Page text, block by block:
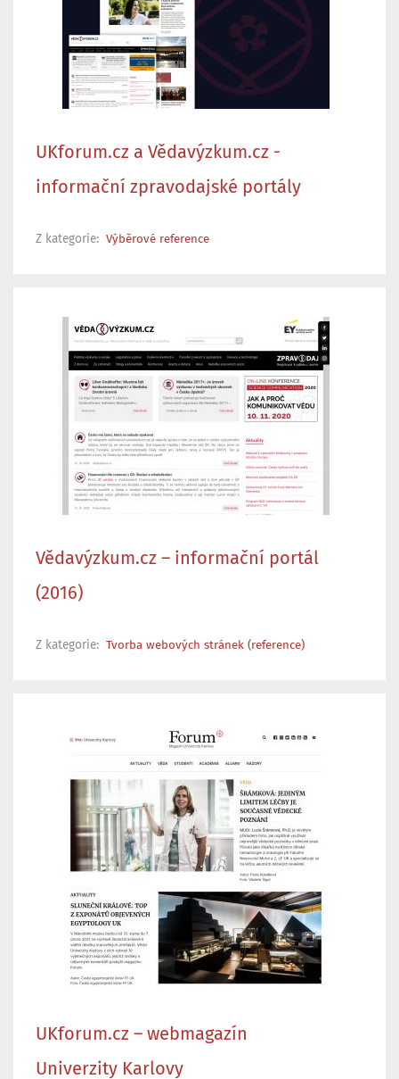
UKforum.cz a Vědavýzkum.cz -
informační zpravodajské portály
Z kategorie: Výběrové reference
Vědavýzkum.cz – informační portál
(2016)
Z kategorie: Tvorba webových stránek (reference)
UKforum.cz – webmagazín
Univerzity Karlovy